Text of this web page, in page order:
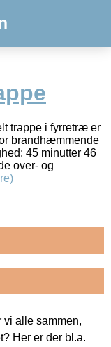
trappe i fyrretræ er
brandhæmmende
45 minutter 46
over- og
alle sammen,
Her er der bl.a.